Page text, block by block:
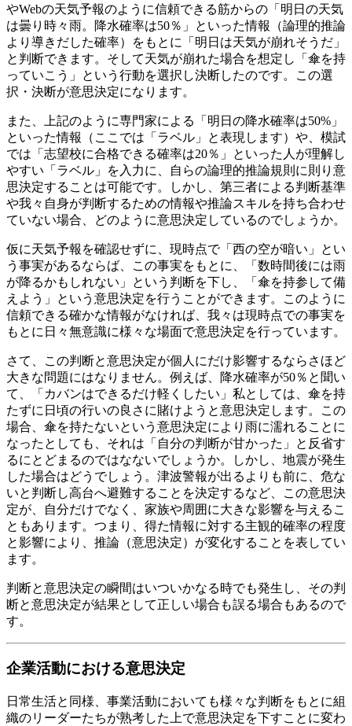
やWebの天気予報のように信頼できる筋からの「明日の天気
は曇り時々雨。降水確率は50％」といった情報（論理的推論
より導きだした確率）をもとに「明日は天気が崩れそうだ」
と判断できます。そして天気が崩れた場合を想定し「傘を持
っていこう」という行動を選択し決断したのです。この選
択・決断が意思決定になります。
また、上記のように専門家による「明日の降水確率は50%」
といった情報（ここでは「ラベル」と表現します）や、模試
では「志望校に合格できる確率は20％」といった人が理解し
やすい「ラベル」を入力に、自らの論理的推論規則に則り意
思決定することは可能です。しかし、第三者による判断基準
や我々自身が判断するための情報や推論スキルを持ち合わせ
ていない場合、どのように意思決定しているのでしょうか。
仮に天気予報を確認せずに、現時点で「西の空が暗い」とい
う事実があるならば、この事実をもとに、「数時間後には雨
が降るかもしれない」という判断を下し、「傘を持参して備
えよう」という意思決定を行うことができます。このように
信頼できる確かな情報がなければ、我々は現時点での事実を
もとに日々無意識に様々な場面で意思決定を行っています。
さて、この判断と意思決定が個人にだけ影響するならさほど
大きな問題にはなりません。例えば、降水確率が50％と聞い
て、「カバンはできるだけ軽くしたい」私としては、傘を持
たずに日頃の行いの良さに賭けようと意思決定します。この
場合、傘を持たないという意思決定により雨に濡れることに
なったとしても、それは「自分の判断が甘かった」と反省す
るにとどまるのではなないでしょうか。しかし、地震が発生
した場合はどうでしょう。津波警報が出るよりも前に、危な
いと判断し高台へ避難することを決定するなど、この意思決
定が、自分だけでなく、家族や周囲に大きな影響を与えるこ
ともあります。つまり、得た情報に対する主観的確率の程度
と影響により、推論（意思決定）が変化することを表してい
ます。
判断と意思決定の瞬間はいついかなる時でも発生し、その判
断と意思決定が結果として正しい場合も誤る場合もあるので
す。
企業活動における意思決定
日常生活と同様、事業活動においても様々な判断をもとに組
織のリーダーたちが熟考した上で意思決定を下すことに変わ